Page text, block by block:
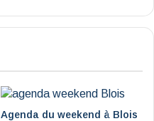
Agenda du weekend à Blois